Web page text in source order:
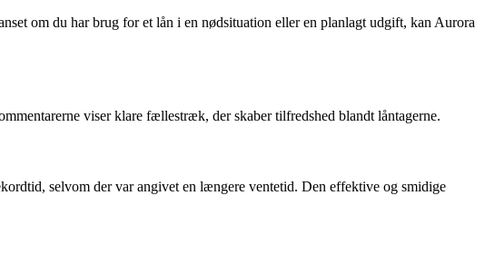
om du har brug for et lån i en nødsituation eller en planlagt udgift, kan Aurora
viser klare fællestræk, der skaber tilfredshed blandt låntagerne.
selvom der var angivet en længere ventetid. Den effektive og smidige